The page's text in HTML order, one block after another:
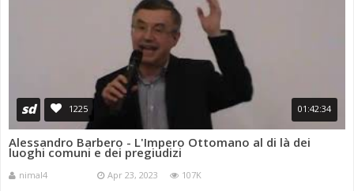
sd 1225 01:42:34
Alessandro Barbero - L'Impero Ottomano al di là dei
luoghi comuni e dei pregiudizi
nimal4 Apr 23, 2023 107K